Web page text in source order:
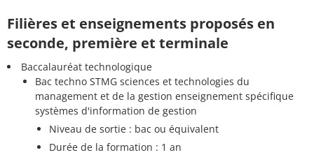
Filières et enseignements proposés en
seconde, première et terminale
Baccalauréat technologique
Bac techno STMG sciences et technologies du
management et de la gestion enseignement spécifique
systèmes d'information de gestion
Niveau de sortie : bac ou équivalent
Durée de la formation : 1 an